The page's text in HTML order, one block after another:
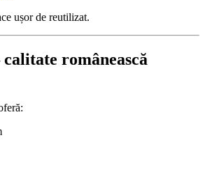
ușor de reutilizat.
românească